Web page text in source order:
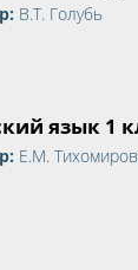
В.Т. Голубь
язык 1
Е.М.